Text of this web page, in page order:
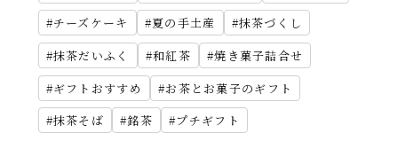
チーズケーキ
夏の手土産
抹茶づくし
抹茶だいふく
和紅茶
焼き菓子詰合せ
ギフトおすすめ
お茶とお菓子のギフト
抹茶そば
銘茶 プチギフト